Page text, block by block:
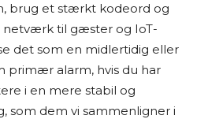
brug et stærkt kodeord og
netværk til gæster og IoT-
det som en midlertidig eller
primær alarm, hvis du har
i en mere stabil og
som dem vi sammenligner i